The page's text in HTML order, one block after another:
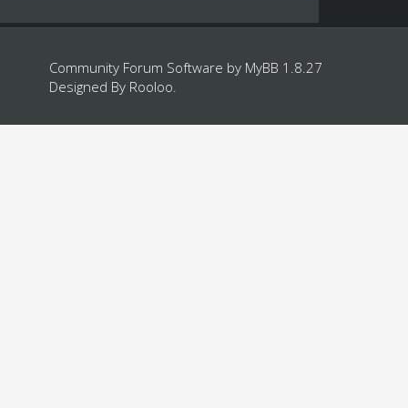
Community Forum Software by MyBB 1.8.27
Designed By Rooloo.